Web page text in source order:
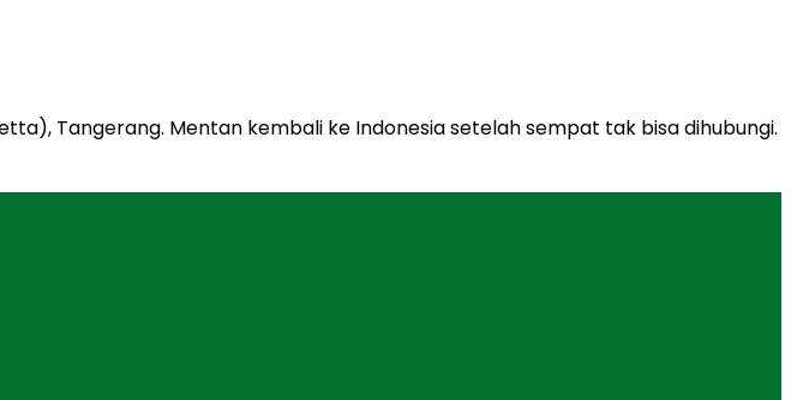
Tangerang. Mentan kembali ke Indonesia setelah sempat tak bisa dihubungi.